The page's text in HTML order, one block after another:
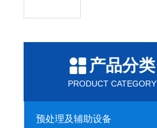
产品分类
PRODUCT CATEGORY
预处理及辅助设备